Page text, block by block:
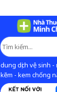
dung dịch vệ sinh
kẽm - kem chống